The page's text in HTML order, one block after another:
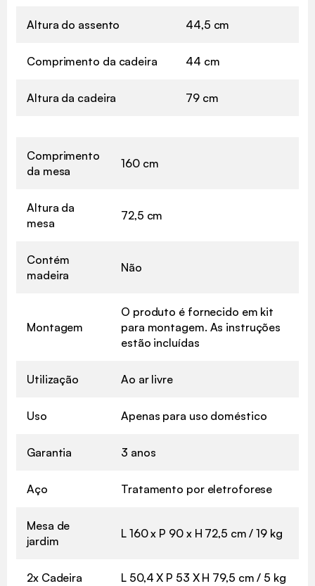
Altura do assento 44,5 cm
Comprimento da cadeira 44 cm
Altura da cadeira 79 cm
Comprimento
da mesa
160 cm
Altura da
mesa
72,5 cm
Contém
madeira
Não
Montagem
O produto é fornecido em kit
para montagem. As instruções
estão incluídas
Utilização Ao ar livre
Uso Apenas para uso doméstico
Garantia 3 anos
Aço Tratamento por eletroforese
Mesa de
jardim
L 160 x P 90 x H 72,5 cm / 19 kg
2x Cadeira L 50,4 X P 53 X H 79,5 cm / 5 kg